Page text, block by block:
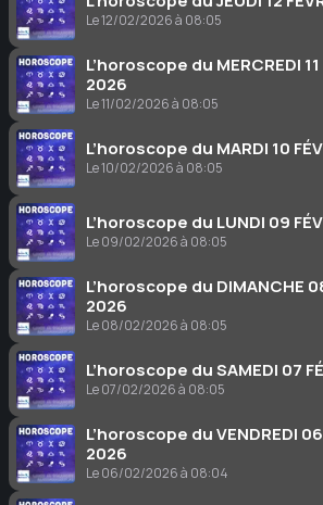
Le 12/02/2026 à 08:05
L’horoscope du MERCREDI 11
2026
Le 11/02/2026 à 08:05
L’horoscope du MARDI 10
Le 10/02/2026 à 08:05
L’horoscope du LUNDI 09
Le 09/02/2026 à 08:05
L’horoscope du DIMANCHE
2026
Le 08/02/2026 à 08:05
L’horoscope du SAMEDI 07
Le 07/02/2026 à 08:05
L’horoscope du VENDREDI 06
2026
Le 06/02/2026 à 08:04